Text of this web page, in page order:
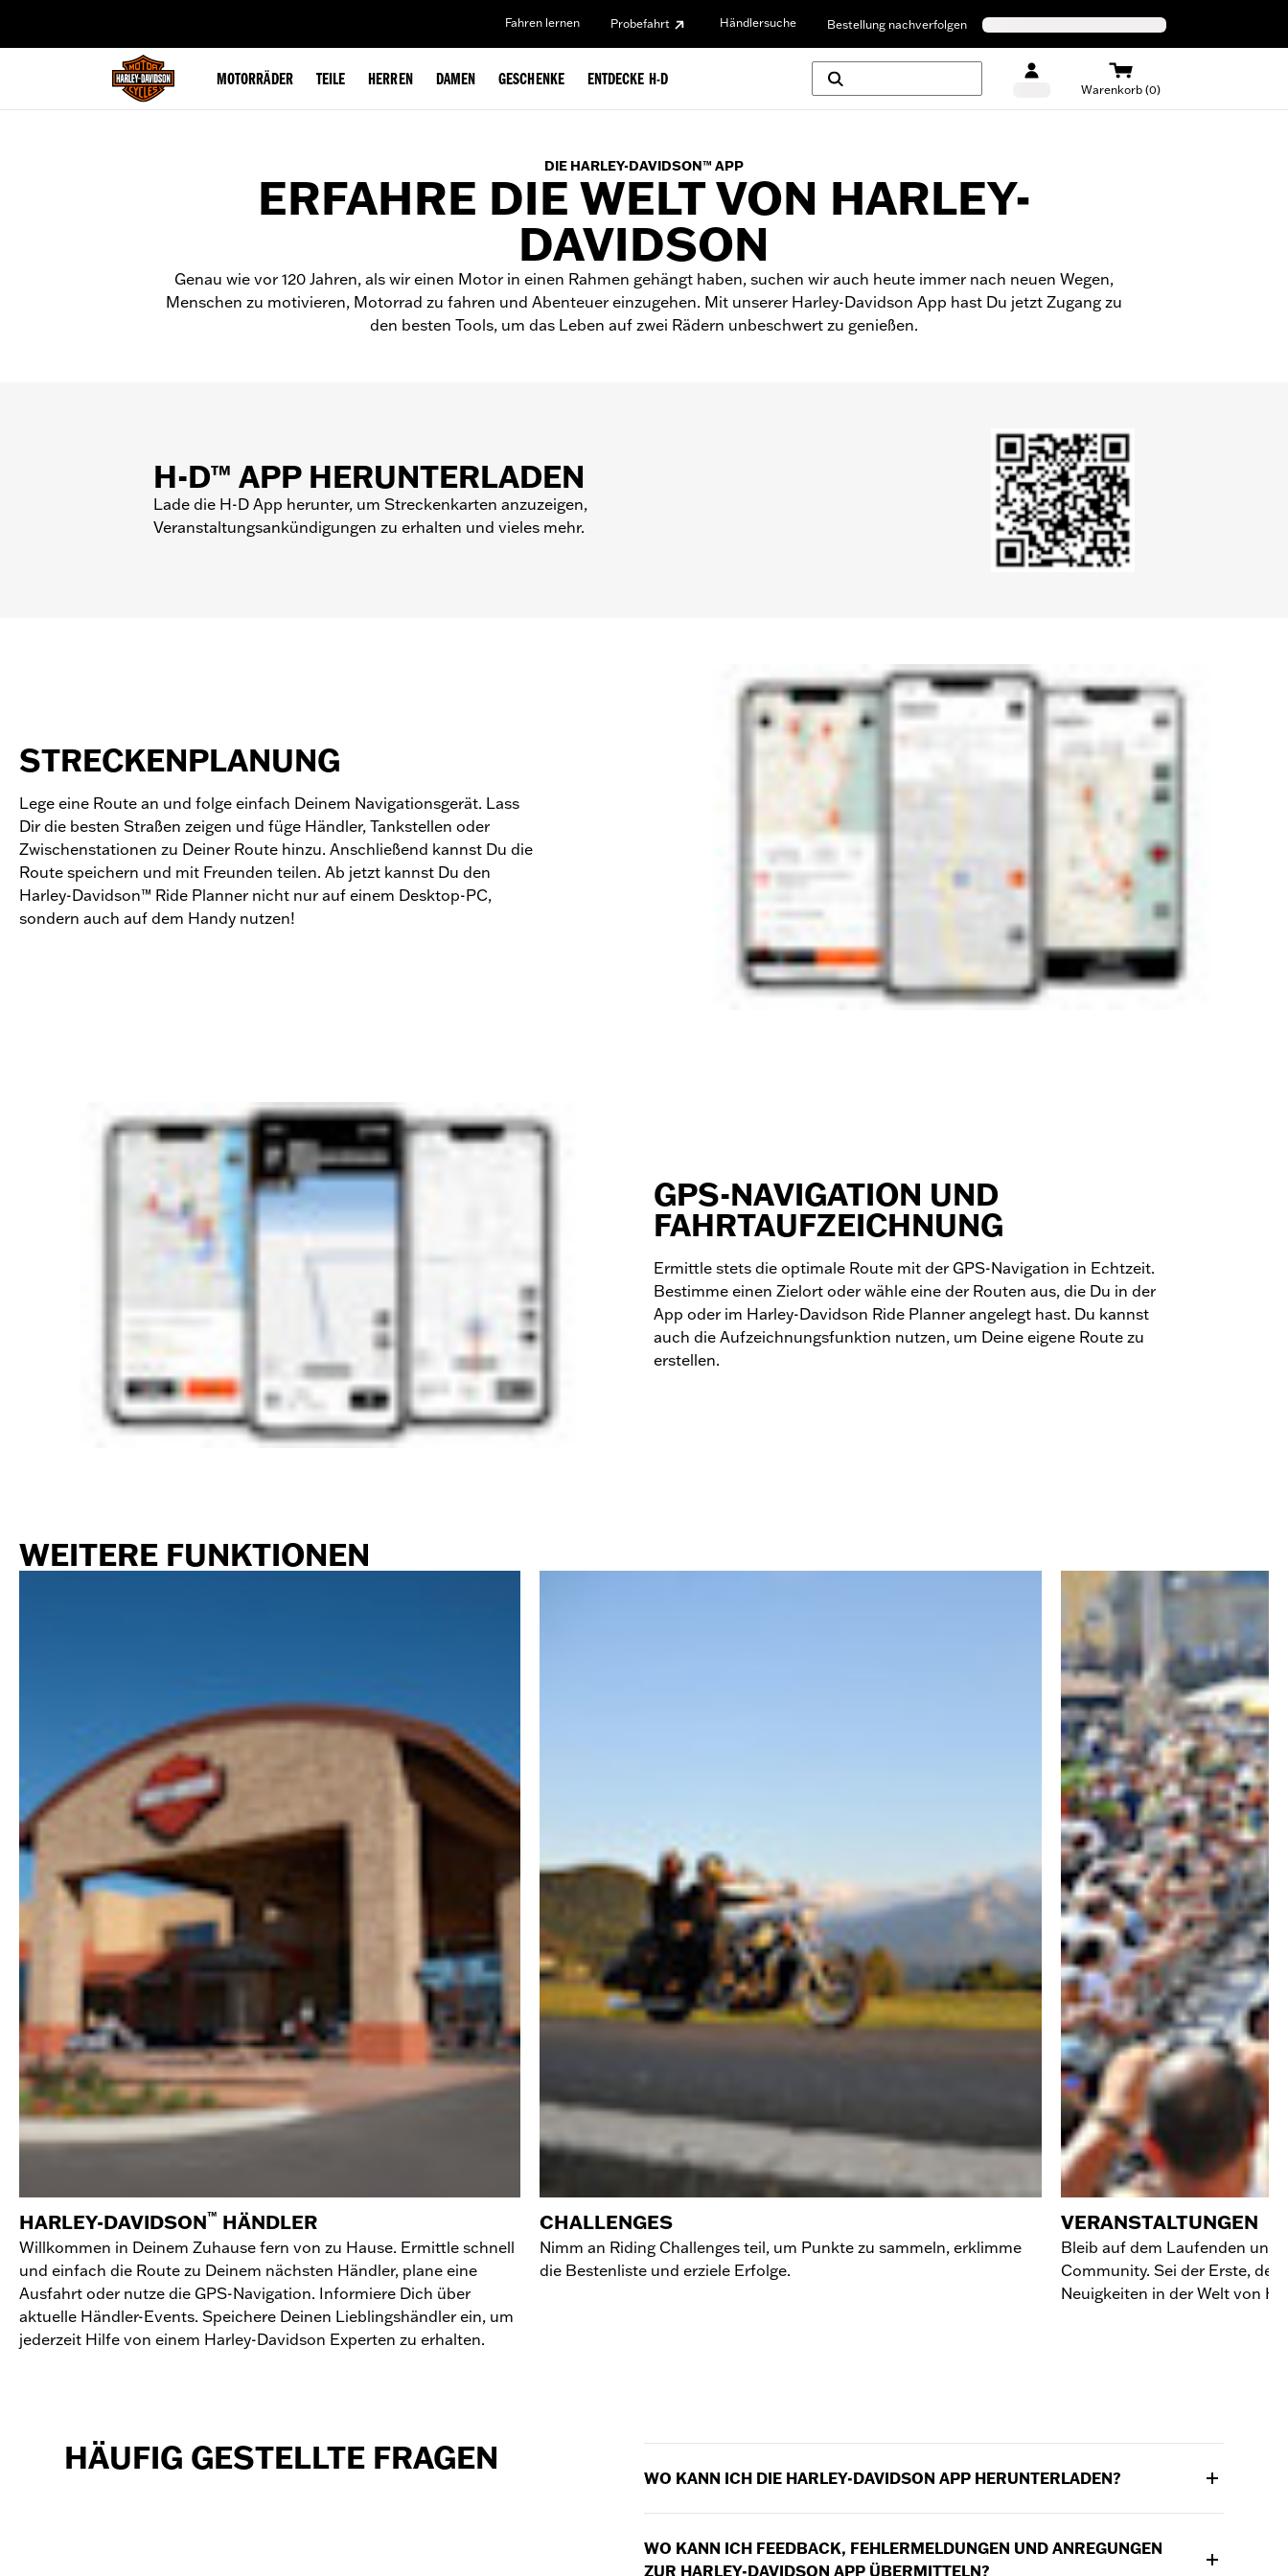
Fahren lernen Probefahrt Händlersuche Bestellung nachverfolgen
MOTORRÄDER TEILE HERREN DAMEN GESCHENKE ENTDECKE H-D
Warenkorb (0)
DIE HARLEY-DAVIDSON™ APP
ERFAHRE DIE WELT VON HARLEY-
DAVIDSON
Genau wie vor 120 Jahren, als wir einen Motor in einen Rahmen gehängt haben, suchen wir auch heute immer nach neuen Wegen,
Menschen zu motivieren, Motorrad zu fahren und Abenteuer einzugehen. Mit unserer Harley-Davidson App hast Du jetzt Zugang zu
den besten Tools, um das Leben auf zwei Rädern unbeschwert zu genießen.
H-D™ APP HERUNTERLADEN
Lade die H-D App herunter, um Streckenkarten anzuzeigen,
Veranstaltungsankündigungen zu erhalten und vieles mehr.
STRECKENPLANUNG
Lege eine Route an und folge einfach Deinem Navigationsgerät. Lass
Dir die besten Straßen zeigen und füge Händler, Tankstellen oder
Zwischenstationen zu Deiner Route hinzu. Anschließend kannst Du die
Route speichern und mit Freunden teilen. Ab jetzt kannst Du den
Harley-Davidson™ Ride Planner nicht nur auf einem Desktop-PC,
sondern auch auf dem Handy nutzen!
GPS-NAVIGATION UND
FAHRTAUFZEICHNUNG
Ermittle stets die optimale Route mit der GPS-Navigation in Echtzeit.
Bestimme einen Zielort oder wähle eine der Routen aus, die Du in der
App oder im Harley-Davidson Ride Planner angelegt hast. Du kannst
auch die Aufzeichnungsfunktion nutzen, um Deine eigene Route zu
erstellen.
WEITERE FUNKTIONEN
HARLEY-DAVIDSON™ HÄNDLER
Willkommen in Deinem Zuhause fern von zu Hause. Ermittle schnell
und einfach die Route zu Deinem nächsten Händler, plane eine
Ausfahrt oder nutze die GPS-Navigation. Informiere Dich über
aktuelle Händler-Events. Speichere Deinen Lieblingshändler ein, um
jederzeit Hilfe von einem Harley-Davidson Experten zu erhalten.
CHALLENGES
Nimm an Riding Challenges teil, um Punkte zu sammeln, erklimme
die Bestenliste und erziele Erfolge.
VERANSTALTUNGEN
Bleib auf dem Laufenden und
Community. Sei der Erste,
Neuigkeiten in der Welt von
HÄUFIG GESTELLTE FRAGEN
WO KANN ICH DIE HARLEY-DAVIDSON APP HERUNTERLADEN?
Du kannst die
Harley-Davidson™ App für Android findest Duhier
WO KANN ICH FEEDBACK, FEHLERMELDUNGEN UND ANREGUNGEN
ZUR HARLEY-DAVIDSON APP ÜBERMITTELN?